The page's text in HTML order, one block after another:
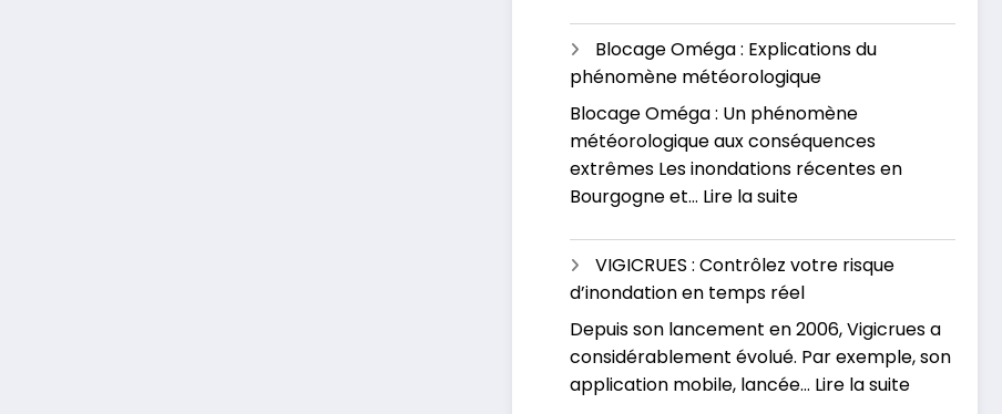
Blocage Oméga : Explications du
phénomène météorologique
Blocage Oméga : Un phénomène
météorologique aux conséquences
extrêmes Les inondations récentes en
Bourgogne et… Lire la suite:
Explications
du
phénomène
météorologique
VIGICRUES : Contrôlez votre risque
d’inondation en temps réel
Depuis son lancement en 2006, Vigicrues a
considérablement évolué. Par exemple, son
application mobile, lancée… Lire la suite: